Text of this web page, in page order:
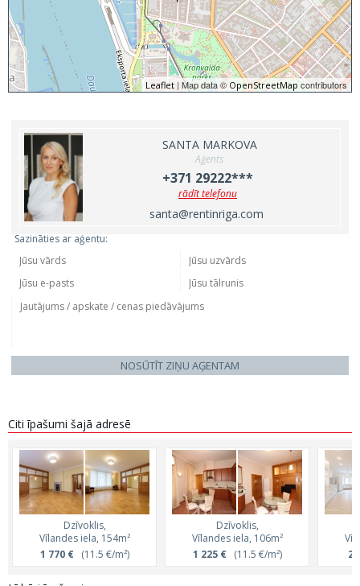
Leaflet | Map data © OpenStreetMapcontributors
SANTA MARKOVA
Aģents
+371 29222***
rādīt telefonu
santa@rentinriga.com
Sazināties ar aģentu:
NOSŪTĪT ZIŅU AĢENTAM
Citi īpašumi šajā adresē
Dzīvoklis,
Vīlandes iela, 154m²
1 770 €(11.5 €/m²)
Dzīvoklis,
Vīlandes iela, 106m²
1 225 €(11.5 €/m²)
2